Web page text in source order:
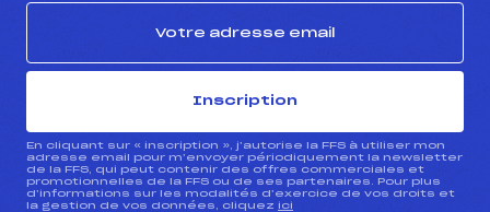
Inscription
En cliquant sur « inscription », j’autorise la FFS à utiliser mon
adresse email pour m’envoyer périodiquement la newsletter
de la FFS, qui peut contenir des offres commerciales et
promotionnelles de la FFS ou de ses partenaires. Pour plus
d’informations sur les modalités d’exercice de vos droits et
la gestion de vos données, cliquez ici